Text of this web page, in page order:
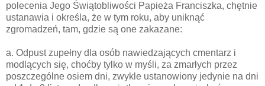
polecenia Jego Świątobliwości Papieża Franciszka, chętnie
ustanawia i określa, że w tym roku, aby uniknąć
zgromadzeń, tam, gdzie są one zakazane:
a. Odpust zupełny dla osób nawiedzających cmentarz i
modlących się, choćby tylko w myśli, za zmarłych przez
poszczególne osiem dni, zwykle ustanowiony jedynie na dni